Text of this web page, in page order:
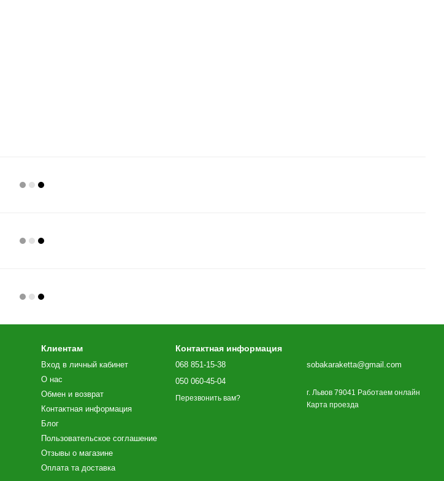
Клиентам
Вход в личный кабинет
О нас
Обмен и возврат
Контактная информация
Блог
Пользовательское соглашение
Отзывы о магазине
Оплата та доставка
Контактная информация
068 851-15-38
050 060-45-04
Перезвонить вам?
sobakaraketta@gmail.com
г. Львов 79041 Работаем онлайн
Карта проезда